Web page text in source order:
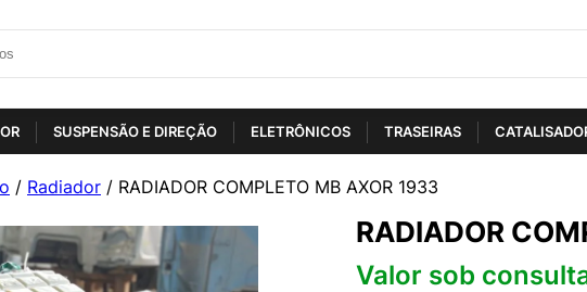
SUSPENSÃO E DIREÇÃO ELETRÔNICOS TRASEIRAS
/ Radiador / RADIADOR COMPLETO MB AXOR 1933
RADIADOR
Valor sob